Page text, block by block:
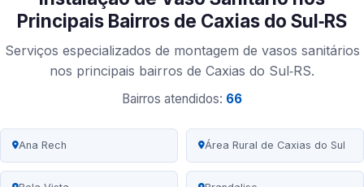
Principais Bairros de Caxias do Sul‑RS
Serviços especializados de montagem de vasos sanitários
nos principais bairros de Caxias do Sul‑RS.
Bairros atendidos: 66
Ana Rech Área Rural de Caxias do Sul